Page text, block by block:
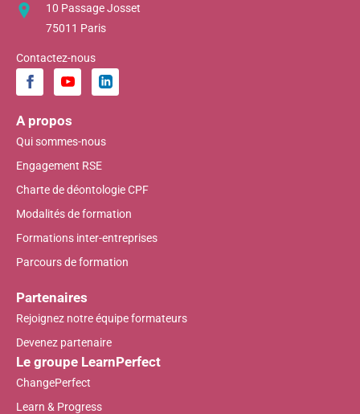
10 Passage Josset
75011 Paris
Contactez-nous
A propos
Qui sommes-nous
Engagement RSE
Charte de déontologie CPF
Modalités de formation
Formations inter-entreprises
Parcours de formation
Partenaires
Rejoignez notre équipe formateurs
Devenez partenaire
Le groupe LearnPerfect
ChangePerfect
Learn & Progress